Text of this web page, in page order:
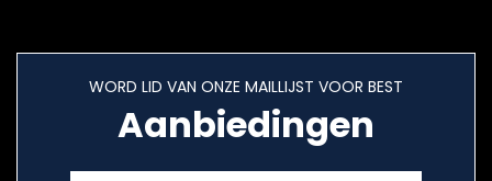
WORD LID VAN ONZE MAILLIJST VOOR BEST
Aanbiedingen